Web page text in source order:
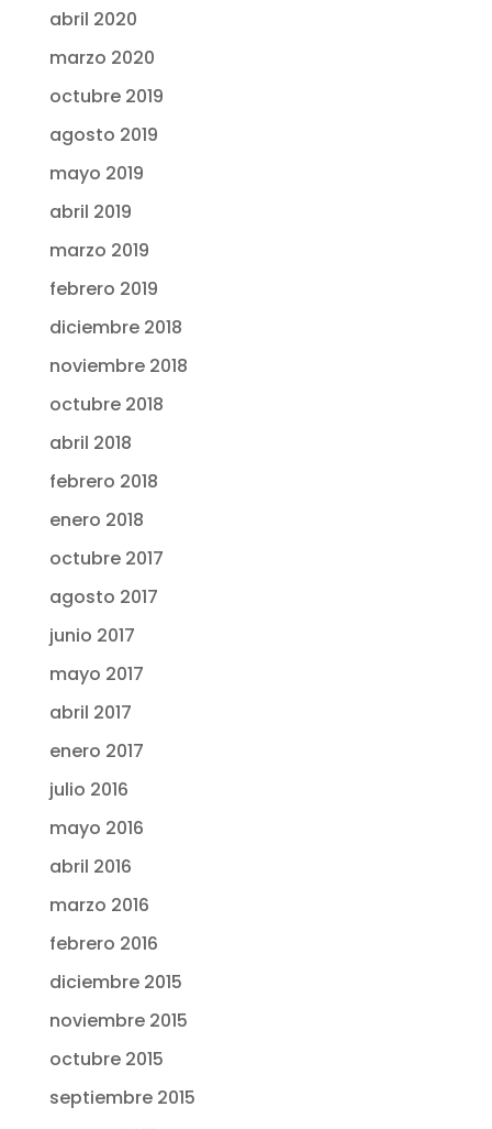
abril 2020
marzo 2020
octubre 2019
agosto 2019
mayo 2019
abril 2019
marzo 2019
febrero 2019
diciembre 2018
noviembre 2018
octubre 2018
abril 2018
febrero 2018
enero 2018
octubre 2017
agosto 2017
junio 2017
mayo 2017
abril 2017
enero 2017
julio 2016
mayo 2016
abril 2016
marzo 2016
febrero 2016
diciembre 2015
noviembre 2015
octubre 2015
septiembre 2015